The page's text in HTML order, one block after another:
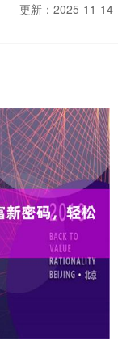
更新：2025-11-14